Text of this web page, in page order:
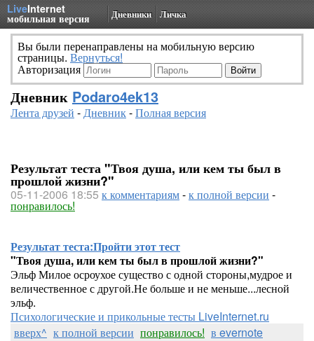
LiveInternet
мобильная версия Дневники Личка
Вы были перенаправлены на мобильную версию
страницы. Вернуться!
Авторизация
Дневник Podaro4ek13
Лента друзей -Дневник-Полная версия
Результат теста "Твоя душа, или кем ты был в
прошлой жизни?"
05-11-2006 18:55 к комментариям-к полной версии -
понравилось!
Результат теста:Пройти этот тест
"Твоя душа, или кем ты был в прошлой жизни?"
Эльф Милое осроухое существо с одной стороны,мудрое и
величественное с другой.Не больше и не меньше...лесной
эльф.
Психологические и прикольные тесты LiveInternet.ru
вверх^ к полной версии понравилось! в evernote